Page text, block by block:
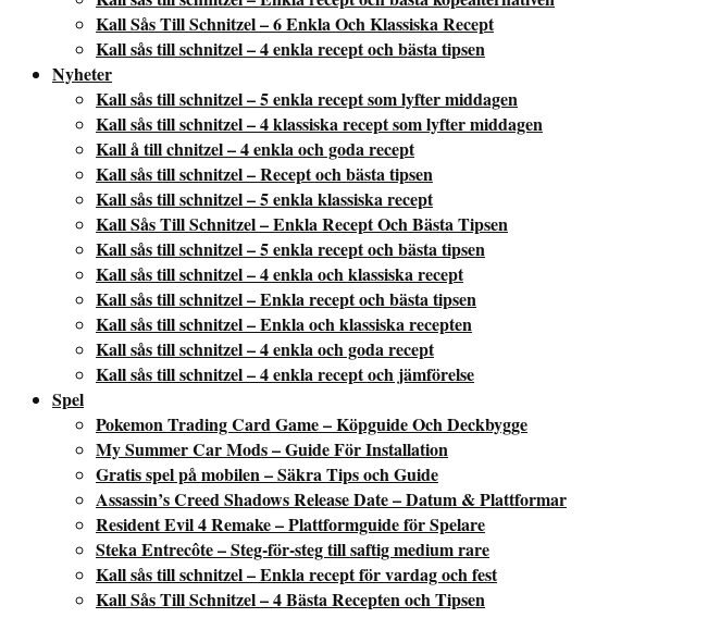
Kall Sås Till Schnitzel – 6 Enkla Och Klassiska Recept
Kall sås till schnitzel – 4 enkla recept och bästa tipsen
Nyheter
Kall sås till schnitzel – 5 enkla recept som lyfter middagen
Kall sås till schnitzel – 4 klassiska recept som lyfter middagen
Kall å till chnitzel – 4 enkla och goda recept
Kall sås till schnitzel – Recept och bästa tipsen
Kall sås till schnitzel – 5 enkla klassiska recept
Kall Sås Till Schnitzel – Enkla Recept Och Bästa Tipsen
Kall sås till schnitzel – 5 enkla recept och bästa tipsen
Kall sås till schnitzel – 4 enkla och klassiska recept
Kall sås till schnitzel – Enkla recept och bästa tipsen
Kall sås till schnitzel – Enkla och klassiska recepten
Kall sås till schnitzel – 4 enkla och goda recept
Kall sås till schnitzel – 4 enkla recept och jämförelse
Spel
Pokemon Trading Card Game – Köpguide Och Deckbygge
My Summer Car Mods – Guide För Installation
Gratis spel på mobilen – Säkra Tips och Guide
Assassin’s Creed Shadows Release Date – Datum & Plattformar
Resident Evil 4 Remake – Plattformguide för Spelare
Steka Entrecôte – Steg-för-steg till saftig medium rare
Kall sås till schnitzel – Enkla recept för vardag och fest
Kall Sås Till Schnitzel – 4 Bästa Recepten och Tipsen